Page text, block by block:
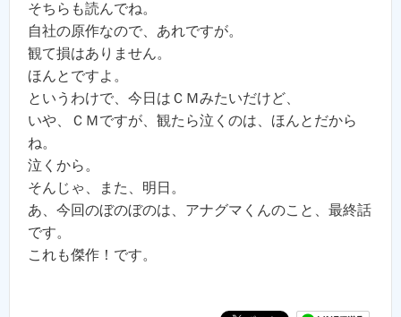
そちらも読んでね。
自社の原作なので、あれですが。
観て損はありません。
ほんとですよ。
というわけで、今日はＣＭみたいだけど、
いや、ＣＭですが、観たら泣くのは、ほんとだから
ね。
泣くから。
そんじゃ、また、明日。
あ、今回のぼのぼのは、アナグマくんのこと、最終話
です。
これも傑作！です。